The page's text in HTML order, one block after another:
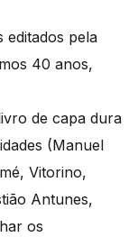
editados pela
40 anos,
de capa dura
(Manuel
Vitorino,
Antunes,
os